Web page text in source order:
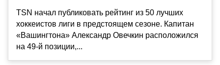
TSN начал публиковать рейтинг из 50 лучших
хоккеистов лиги в предстоящем сезоне. Капитан
«Вашингтона» Александр Овечкин расположился
на 49-й позиции,...